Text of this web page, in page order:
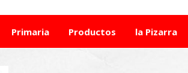
Primaria Productos la Pizarra